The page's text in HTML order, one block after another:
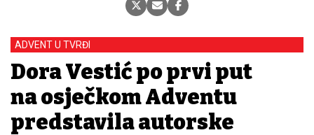
ADVENT U TVRĐI
Dora Vestić po prvi put
na osječkom Adventu
predstavila autorske